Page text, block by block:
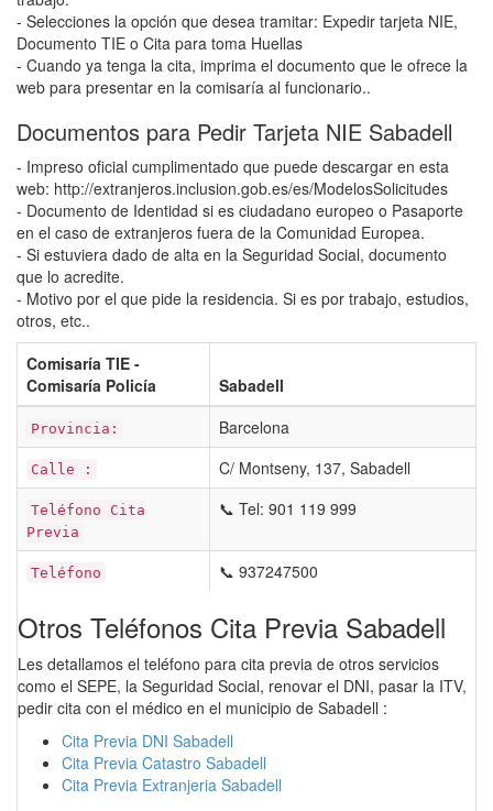
- Selecciones la opción que desea tramitar: Expedir tarjeta NIE,
Documento TIE o Cita para toma Huellas
- Cuando ya tenga la cita, imprima el documento que le ofrece la
web para presentar en la comisaría al funcionario..
Documentos para Pedir Tarjeta NIE Sabadell
- Impreso oficial cumplimentado que puede descargar en esta
web: http://extranjeros.inclusion.gob.es/es/ModelosSolicitudes
- Documento de Identidad si es ciudadano europeo o Pasaporte
en el caso de extranjeros fuera de la Comunidad Europea.
- Si estuviera dado de alta en la Seguridad Social, documento
que lo acredite.
- Motivo por el que pide la residencia. Si es por trabajo, estudios,
otros, etc..
Comisaría TIE -
Comisaría Policía
Sabadell
Provincia: Barcelona
Calle : C/ Montseny, 137, Sabadell
Teléfono Cita
Previa
📞 Tel: 901 119 999
Teléfono 📞 937247500
Otros Teléfonos Cita Previa Sabadell
Les detallamos el teléfono para cita previa de otros servicios
como el SEPE, la Seguridad Social, renovar el DNI, pasar la ITV,
pedir cita con el médico en el municipio de Sabadell :
Cita Previa DNI Sabadell
Cita Previa Catastro Sabadell
Cita Previa Extranjeria Sabadell